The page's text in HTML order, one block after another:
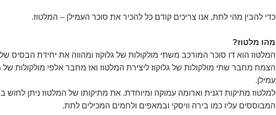
כדי להבין מהי לתת, אנו צריכים קודם כל להכיר את סוכר העמילן – המלטוז.
מהו מלטוז?
המלטוז הוא דו סוכר המורכב משתי מולקולות של גלוקוז ומהווה את יחידת הבסיס
הצמח מחבר שתי מולקולות של גלוקוז ליצירת המלטוז ואז מחבר אלפי מולקולות של
עמילן.
למלטוז מתיקות דגנית וארומה עמוקה ומיוחדת. את מתיקותו של המלטוז ניתן
המבוססים עליו כמו בירה וויסקי ובמאפים ולחמים המכילים לתת.